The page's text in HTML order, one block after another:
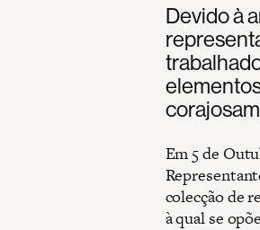
Devido à
Em 5 de
colecção de
à qual se